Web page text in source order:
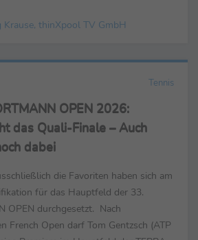
thinXpool TV GmbH
Tennis
OPEN 2026:
das Quali-Finale – Auch
dabei
die Favoriten haben sich am
für das Hauptfeld der 33.
OPEN durchgesetzt. Nach
French Open darf Tom Gentzsch (ATP